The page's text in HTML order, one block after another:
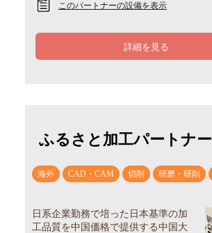
このパートナーの設備を表示
詳細を見る
ふるさと加工パートナー
海外 CAD・CAM 切削 研磨・研削
日系企業勤務で培った日本基準の加
工品質を中国価格で提供する中国大